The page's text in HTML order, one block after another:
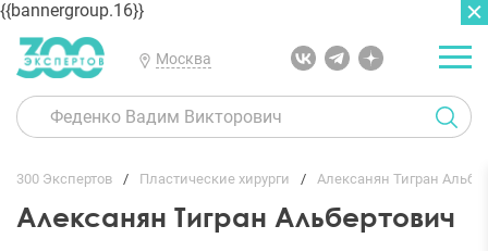
{{bannergroup.16}}
Москва
300 Экспертов Пластические хирурги Алексанян Тигран
Алексанян Тигран Альбертович
ГЛАВНАЯ ОТЗЫВЫ